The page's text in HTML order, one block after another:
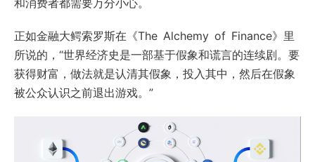
和消费者都需要万分小心。
正如金融大鳄索罗斯在《The Alchemy of Finance》里
所说的，“世界经济史是一部基于假象和谎言的连续剧。要
获得财富，做法就是认清其假象，投入其中，然后在假象
被公众认识之前退出游戏。”